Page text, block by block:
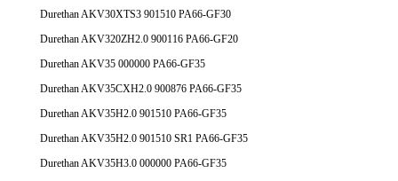
Durethan AKV30XTS3 901510 PA66-GF30
Durethan AKV320ZH2.0 900116 PA66-GF20
Durethan AKV35 000000 PA66-GF35
Durethan AKV35CXH2.0 900876 PA66-GF35
Durethan AKV35H2.0 901510 PA66-GF35
Durethan AKV35H2.0 901510 SR1 PA66-GF35
Durethan AKV35H3.0 000000 PA66-GF35